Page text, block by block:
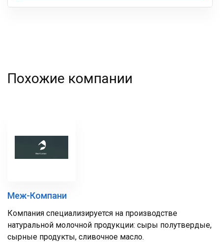
Ваша
Похожие компании
Меж-Компани
Компания специализируется на производстве
натуральной молочной продукции: сыры полутвердые,
сырные продукты, сливочное масло.